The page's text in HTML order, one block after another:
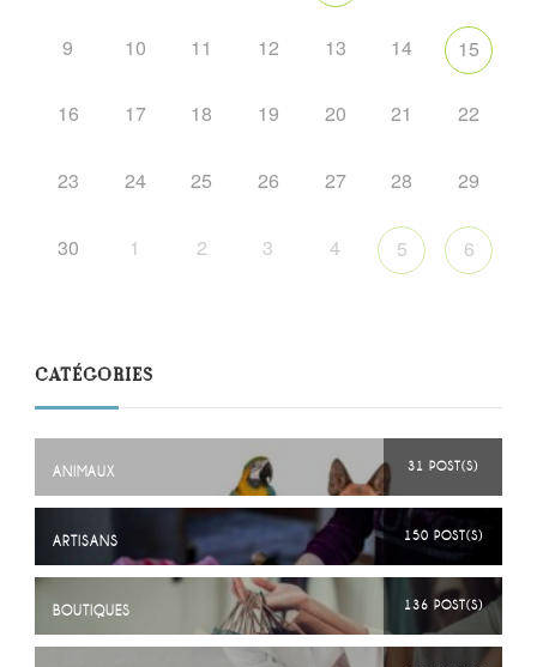
9 10 11 12 13 14 15
16 17 18 19 20 21 22
23 24 25 26 27 28 29
30 1 2 3 4 5 6
CATÉGORIES
ANIMAUX 31 POST(S)
ARTISANS 150 POST(S)
BOUTIQUES 136 POST(S)